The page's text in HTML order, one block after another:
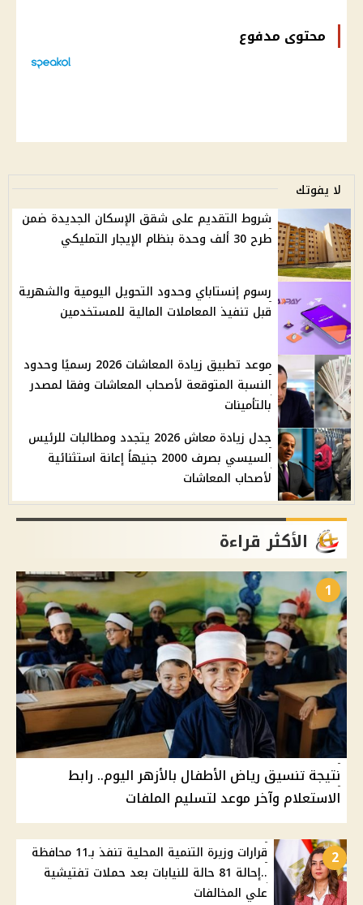
محتوى مدفوع
لا يفوتك
شروط التقديم على شقق الإسكان الجديدة ضمن
طرح 30 ألف وحدة بنظام الإيجار التمليكي
رسوم إنستاباي وحدود التحويل اليومية والشهرية
قبل تنفيذ المعاملات المالية للمستخدمين
موعد تطبيق زيادة المعاشات 2026 رسميًا وحدود
النسبة المتوقعة لأصحاب المعاشات وفقا لمصدر
بالتأمينات
جدل زيادة معاش 2026 يتجدد ومطالبات للرئيس
السيسي بصرف 2000 جنيهاً إعانة استثنائية
لأصحاب المعاشات
الأكثر قراءة
1
نتيجة تنسيق رياض الأطفال بالأزهر اليوم.. رابط
الاستعلام وآخر موعد لتسليم الملفات
2
قرارات وزيرة التنمية المحلية تنفذ بـ11 محافظة
..إحالة 81 حالة للنيابات بعد حملات تفتيشية
علي المخالفات